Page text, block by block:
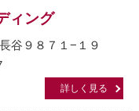
ィング
谷９８７１−１９
詳しく見る